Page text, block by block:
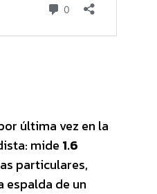
última vez en la
mide 1.6
particulares,
espalda de un